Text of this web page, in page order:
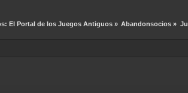
El Portal de los Juegos Antiguos» Abandonsocios »